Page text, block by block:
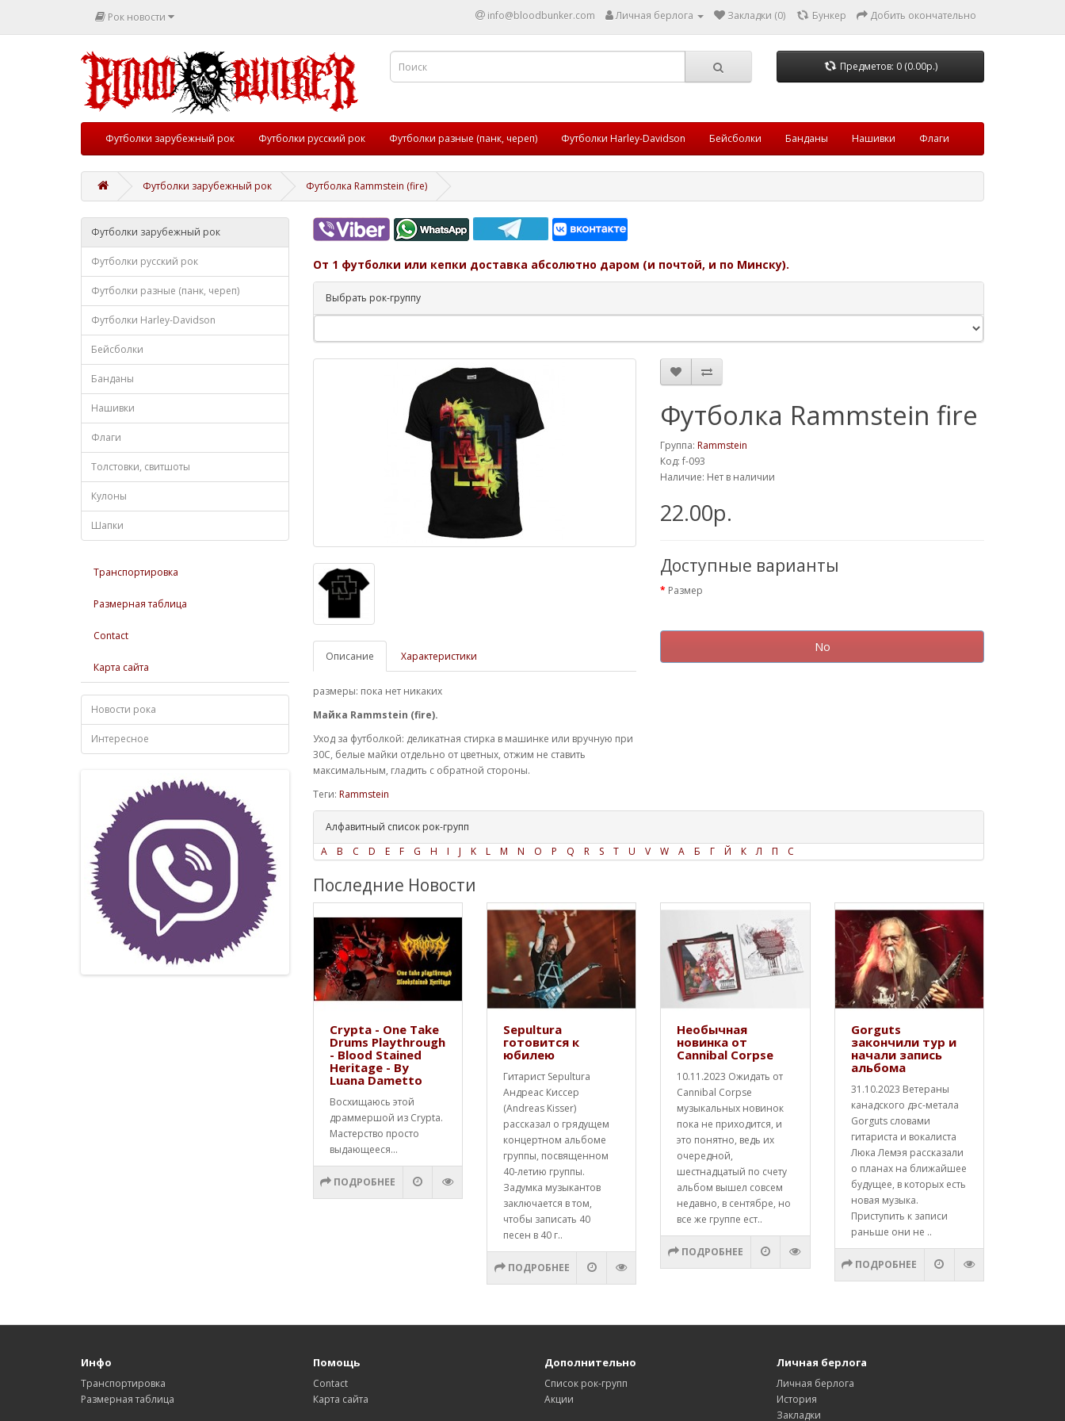
Рок новости info@bloodbunker.com Личная берлога Закладки (0) Бункер Добить окончательно
Предметов: 0 (0.00р.)
Футболки зарубежный рок Футболки русский рок Футболки разные (панк, череп) Футболки Harley-Davidson Бейсболки Банданы Нашивки Флаги
Футболки зарубежный рок Футболка Rammstein (fire)
Футболки зарубежный рок
Футболки русский рок
Футболки разные (панк, череп)
Футболки Harley-Davidson
Бейсболки
Банданы
Нашивки
Флаги
Толстовки, свитшоты
Кулоны
Шапки
Транспортировка
Размерная таблица
Contact
Карта сайта
Новости рока
Интересное
От 1 футболки или кепки доставка абсолютно даром (и почтой, и по Минску).
Выбрать рок-группу
Описание Характеристики
размеры: пока нет никаких
Майка Rammstein (fire).
Уход за футболкой: деликатная стирка в машинке или вручную при
30С, белые майки отдельно от цветных, отжим не ставить
максимальным, гладить с обратной стороны.
Футболка Rammstein fire
Группа:Rammstein
Код: f-093
Наличие: Нет в наличии
22.00р.
Доступные варианты
Размер
No
Теги: Rammstein
Алфавитный список рок-групп
A
B C D E F G H I J K L M N O P Q R S T U V W А Б Г Й К Л П С
Последние Новости
Crypta - One Take
Drums Playthrough
- Blood Stained
Heritage - By
Luana Dametto
Восхищаюсь этой
драммершой из Crypta.
Мастерство просто
выдающееся...
ПОДРОБНЕЕ
Sepultura
готовится к
юбилею
Гитарист Sepultura
Андреас Киссер
(Andreas Kisser)
рассказал о грядущем
концертном альбоме
группы, посвященном
40-летию группы.
Задумка музыкантов
заключается в том,
чтобы записать 40
песен в 40 г..
ПОДРОБНЕЕ
Необычная
новинка от
Cannibal Corpse
10.11.2023 Ожидать от
Cannibal Corpse
музыкальных новинок
пока не приходится, и
это понятно, ведь их
очередной,
шестнадцатый по счету
альбом вышел совсем
недавно, в сентябре, но
все же группе ест..
ПОДРОБНЕЕ
Gorguts
закончили тур и
начали запись
альбома
31.10.2023 Ветераны
канадского дэс-метала
Gorguts словами
гитариста и вокалиста
Люка Лемэя рассказали
о планах на ближайшее
будущее, в которых есть
новая музыка.
Приступить к записи
раньше они не ..
ПОДРОБНЕЕ
Инфо
Транспортировка
Размерная таблица
Помощь
Contact
Карта сайта
Дополнительно
Список рок-групп
Акции
Личная берлога
Личная берлога
История
Закладки